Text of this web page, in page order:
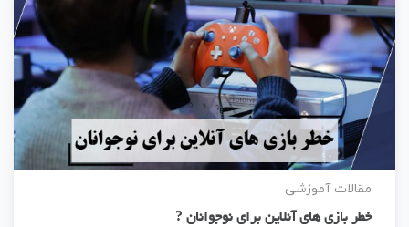
مقالات آموزشی
خطر بازی های آنلاین برای نوجوانان ?